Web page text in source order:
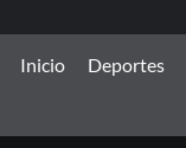
Inicio Deportes